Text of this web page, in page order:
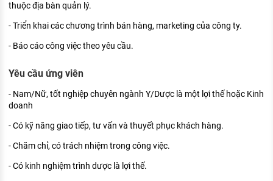
HƯỚNG NGHIỆP VIỆC LÀM
Đặc trưng từng nghề
Xu hướng việc làm
XÂY DỰNG VÀ PHÁT TRIỂN ĐỘI NGŨ
TUYỂN DỤNG VIỆC LÀM
thuộc địa bàn quản lý.
- Triển khai các chương trình bán hàng, marketing của công ty.
- Báo cáo công việc theo yêu cầu.
Yêu cầu ứng viên
- Nam/Nữ, tốt nghiệp chuyên ngành Y/Dược là một lợi thế hoặc Kinh
doanh
- Có kỹ năng giao tiếp, tư vấn và thuyết phục khách hàng.
- Chăm chỉ, có trách nhiệm trong công việc.
- Có kinh nghiệm trình dược là lợi thế.